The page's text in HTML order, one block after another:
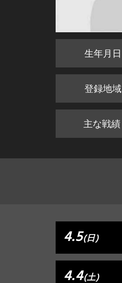
生年月日
登録地域
主な戦績
4.5(日)
4.4(土)